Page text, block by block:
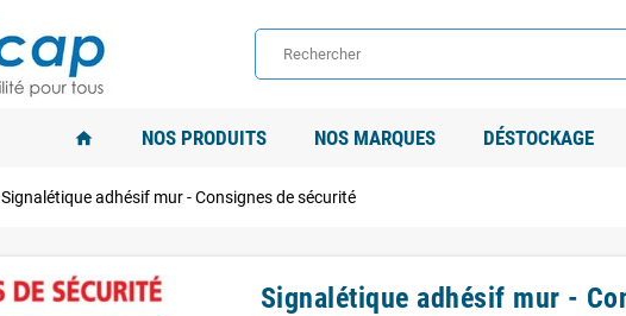
home NOS PRODUITS NOS MARQUES DÉSTOCKAGE
Signalétique adhésif mur - Consignes de sécurité
Signalétique adhésif mur -